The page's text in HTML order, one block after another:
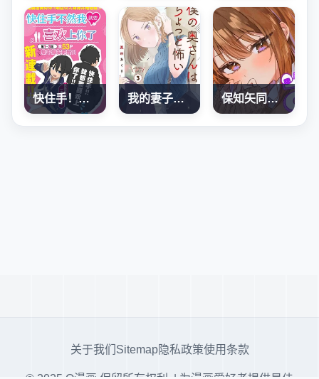
快住手！不然我就要喜歡上你了啊 我的妻子有點可怕 保知矢同學綽綽有餘
关于我们 Sitemap隐私政策使用条款